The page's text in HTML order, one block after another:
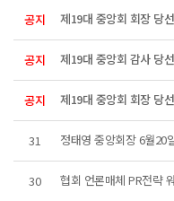
공지
제19대 중앙회 회장 당
공지
제19대 중앙회 감사 당
공지
제19대 중앙회 회장 당
31
정태영 중앙회장 6월20
30
협회 언론매체 PR전략